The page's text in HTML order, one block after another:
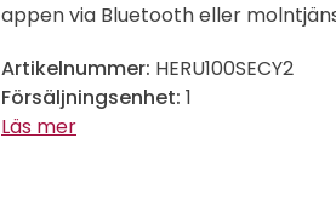
appen via Bluetooth eller
Artikelnummer: HERU100SECY2
Försäljningsenhet: 1
Läs mer